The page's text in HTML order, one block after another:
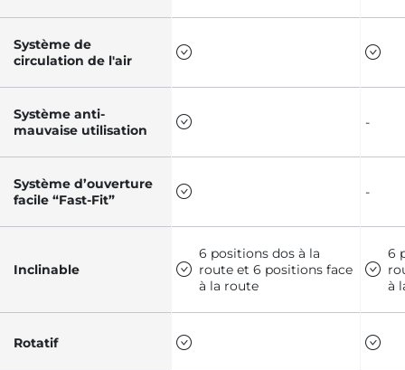
Système de
circulation de l'air
Système anti-
mauvaise utilisation
-
Système d’ouverture
facile “Fast-Fit”
-
Inclinable
6 positions dos à la
route et 6 positions face
à la route
6
à
Rotatif